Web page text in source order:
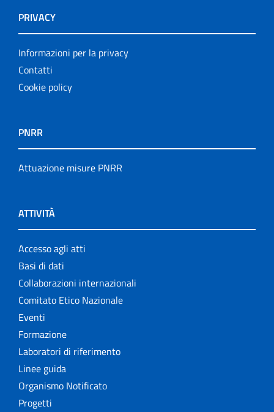
PRIVACY
Informazioni per la privacy
Contatti
Cookie policy
PNRR
Attuazione misure PNRR
ATTIVITÀ
Accesso agli atti
Basi di dati
Collaborazioni internazionali
Comitato Etico Nazionale
Eventi
Formazione
Laboratori di riferimento
Linee guida
Organismo Notificato
Progetti